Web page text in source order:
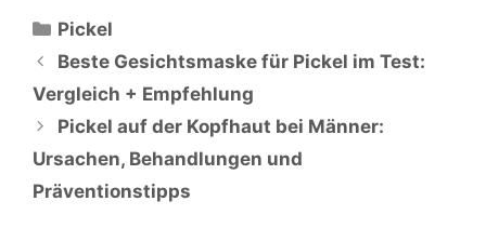
Kategorien
Pickel
Beste Gesichtsmaske für Pickel im Test:
Vergleich + Empfehlung
Pickel auf der Kopfhaut bei Männer:
Ursachen, Behandlungen und
Präventionstipps